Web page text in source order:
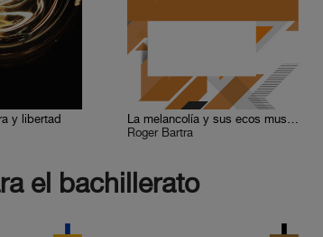
y libertad
La melancolía y sus ecos musicales
Roger Bartra
el bachillerato